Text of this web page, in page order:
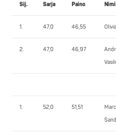
Sij. Sarja Paino Nimi
1. 47,0 46,55
2. 47,0 46,97
1. 52,0 51,51